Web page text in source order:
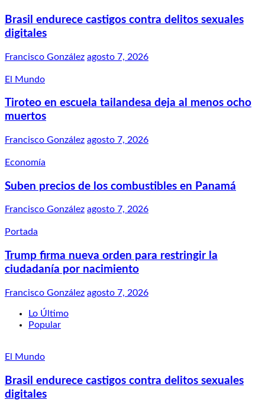
Brasil endurece castigos contra delitos sexuales
digitales
Francisco González agosto 7, 2026
El Mundo
Tiroteo en escuela tailandesa deja al menos ocho
muertos
Francisco González agosto 7, 2026
Economía
Suben precios de los combustibles en Panamá
Francisco González agosto 7, 2026
Portada
Trump firma nueva orden para restringir la
ciudadanía por nacimiento
Francisco González agosto 7, 2026
Lo Último
Popular
El Mundo
Brasil endurece castigos contra delitos sexuales
digitales